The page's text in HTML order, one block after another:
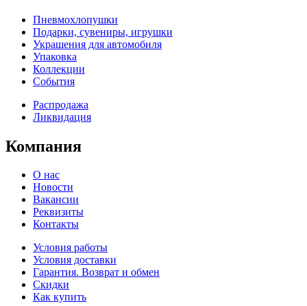
Пневмохлопушки
Подарки, сувениры, игрушки
Украшения для автомобиля
Упаковка
Коллекции
События
Распродажа
Ликвидация
Компания
О нас
Новости
Вакансии
Реквизиты
Контакты
Условия работы
Условия доставки
Гарантия. Возврат и обмен
Скидки
Как купить